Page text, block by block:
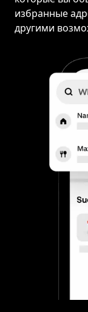
избранные
другими